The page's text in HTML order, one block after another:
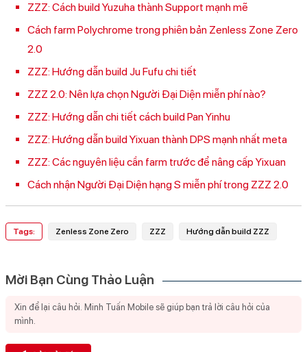
ZZZ: Cách build Yuzuha thành Support mạnh mẽ
Cách farm Polychrome trong phiên bản Zenless Zone Zero
2.0
ZZZ: Hướng dẫn build Ju Fufu chi tiết
ZZZ 2.0: Nên lựa chọn Người Đại Diện miễn phí nào?
ZZZ: Hướng dẫn chi tiết cách build Pan Yinhu
ZZZ: Hướng dẫn build Yixuan thành DPS mạnh nhất meta
ZZZ: Các nguyên liệu cần farm trước để nâng cấp Yixuan
Cách nhận Người Đại Diện hạng S miễn phí trong ZZZ 2.0
Tags: Zenless Zone Zero ZZZ Hướng dẫn build ZZZ
Mời Bạn Cùng Thảo Luận